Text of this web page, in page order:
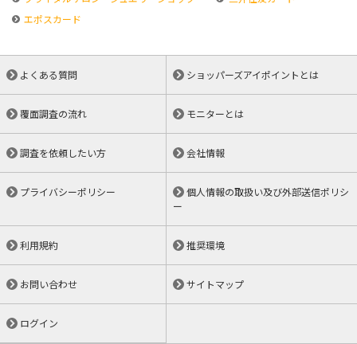
エポスカード
よくある質問 ショッパーズアイポイントとは
覆面調査の流れ モニターとは
調査を依頼したい方 会社情報
プライバシーポリシー
個人情報の取扱い及び外部送信ポリシ
ー
利用規約 推奨環境
お問い合わせ サイトマップ
ログイン